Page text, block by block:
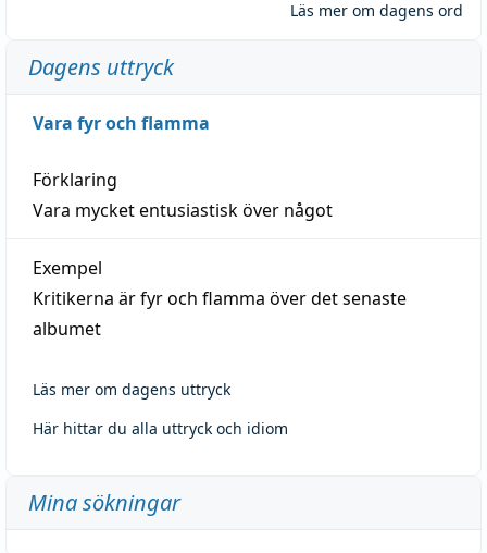
Läs mer om dagens ord
Dagens uttryck
Vara fyr och flamma
Förklaring
Vara mycket entusiastisk över något
Exempel
Kritikerna är fyr och flamma över det senaste
albumet
Läs mer om dagens uttryck
Här hittar du alla uttryck och idiom
Mina sökningar